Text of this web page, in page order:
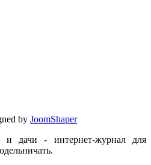
by JoomShaper
дачи - интернет-журнал для